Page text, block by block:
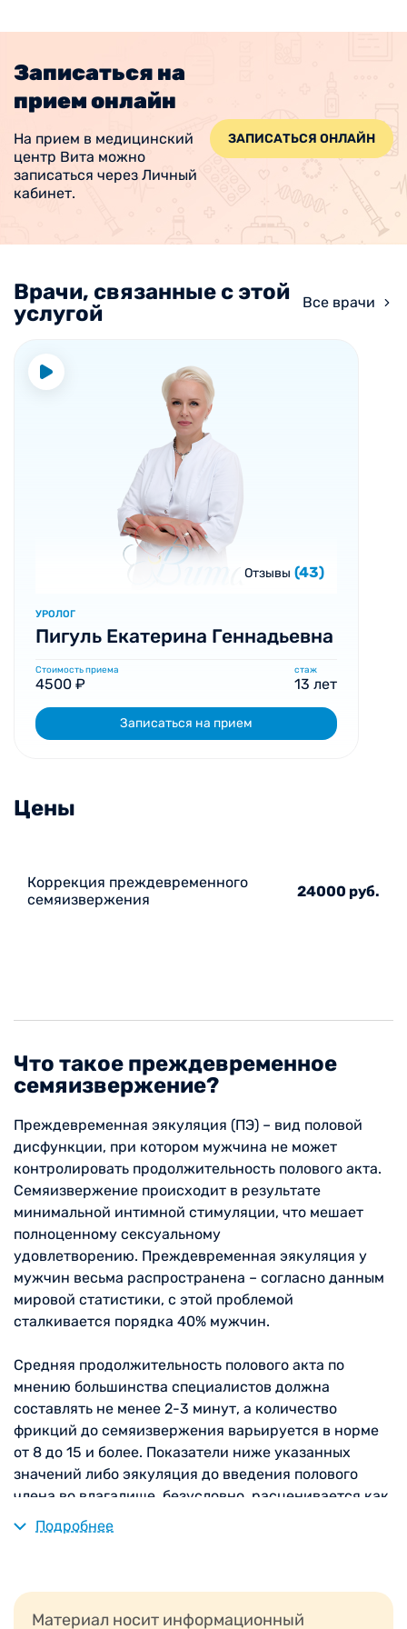
Записаться на
прием онлайн
На прием в медицинский
центр Вита можно
записаться через Личный
кабинет.
ЗАПИСАТЬСЯ ОНЛАЙН
Врачи, связанные с этой
услугой
Все врачи
Отзывы (43)
УРОЛОГ
Пигуль Екатерина Геннадьевна
Стоимость приема
4500 ₽
стаж
13 лет
Записаться на прием
Цены
Коррекция преждевременного
семяизвержения
24000 руб.
Что такое преждевременное
семяизвержение?
Преждевременная эякуляция (ПЭ) – вид половой
дисфункции, при котором мужчина не может
контролировать продолжительность полового акта.
Семяизвержение происходит в результате
минимальной интимной стимуляции, что мешает
полноценному сексуальному
удовлетворению. Преждевременная эякуляция у
мужчин весьма распространена – согласно данным
мировой статистики, с этой проблемой
сталкивается порядка 40% мужчин.
Средняя продолжительность полового акта по
мнению большинства специалистов должна
составлять не менее 2-3 минут, а количество
фрикций до семяизвержения варьируется в норме
от 8 до 15 и более. Показатели ниже указанных
значений либо эякуляция до введения полового
члена во влагалище, безусловно, расценивается как
преждевременная.
является введение препарата гиалуроновой
Подробнее
Материал носит информационный